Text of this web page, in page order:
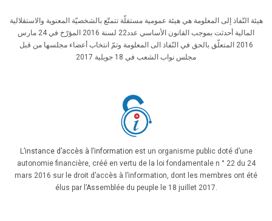
هيئة النّفاذ إلى المعلومة هي هيئة عمومية مستقلّة تتمتّع بالشخصيّة المعنوية والاستقلالية
المالية أحدثت بموجب القانون الأساسي عدد22 لسنة 2016 المؤرّخ في 24 مارس
2016 المتعلّق بالحق في النّفاذ الى المعلومة وتمّ انتخاب أعضاء مجلسها من قبل
مجلس نواب الشعب في 18 جويلية 2017
L’instance d’accès à l’information est un organisme public doté d’une
autonomie financière, créé en vertu de la loi fondamentale n ° 22 du 24
mars 2016 sur le droit d’accès à l’information, dont les membres ont été
élus par l’Assemblée du peuple le 18 juillet 2017.